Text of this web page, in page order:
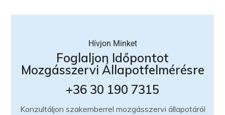
Hívjon Minket
Foglaljon Időpontot
Mozgásszervi Állapotfelmérésre
+36 30 190 7315
Konzultáljon szakemberrel mozgásszervi állapotáról